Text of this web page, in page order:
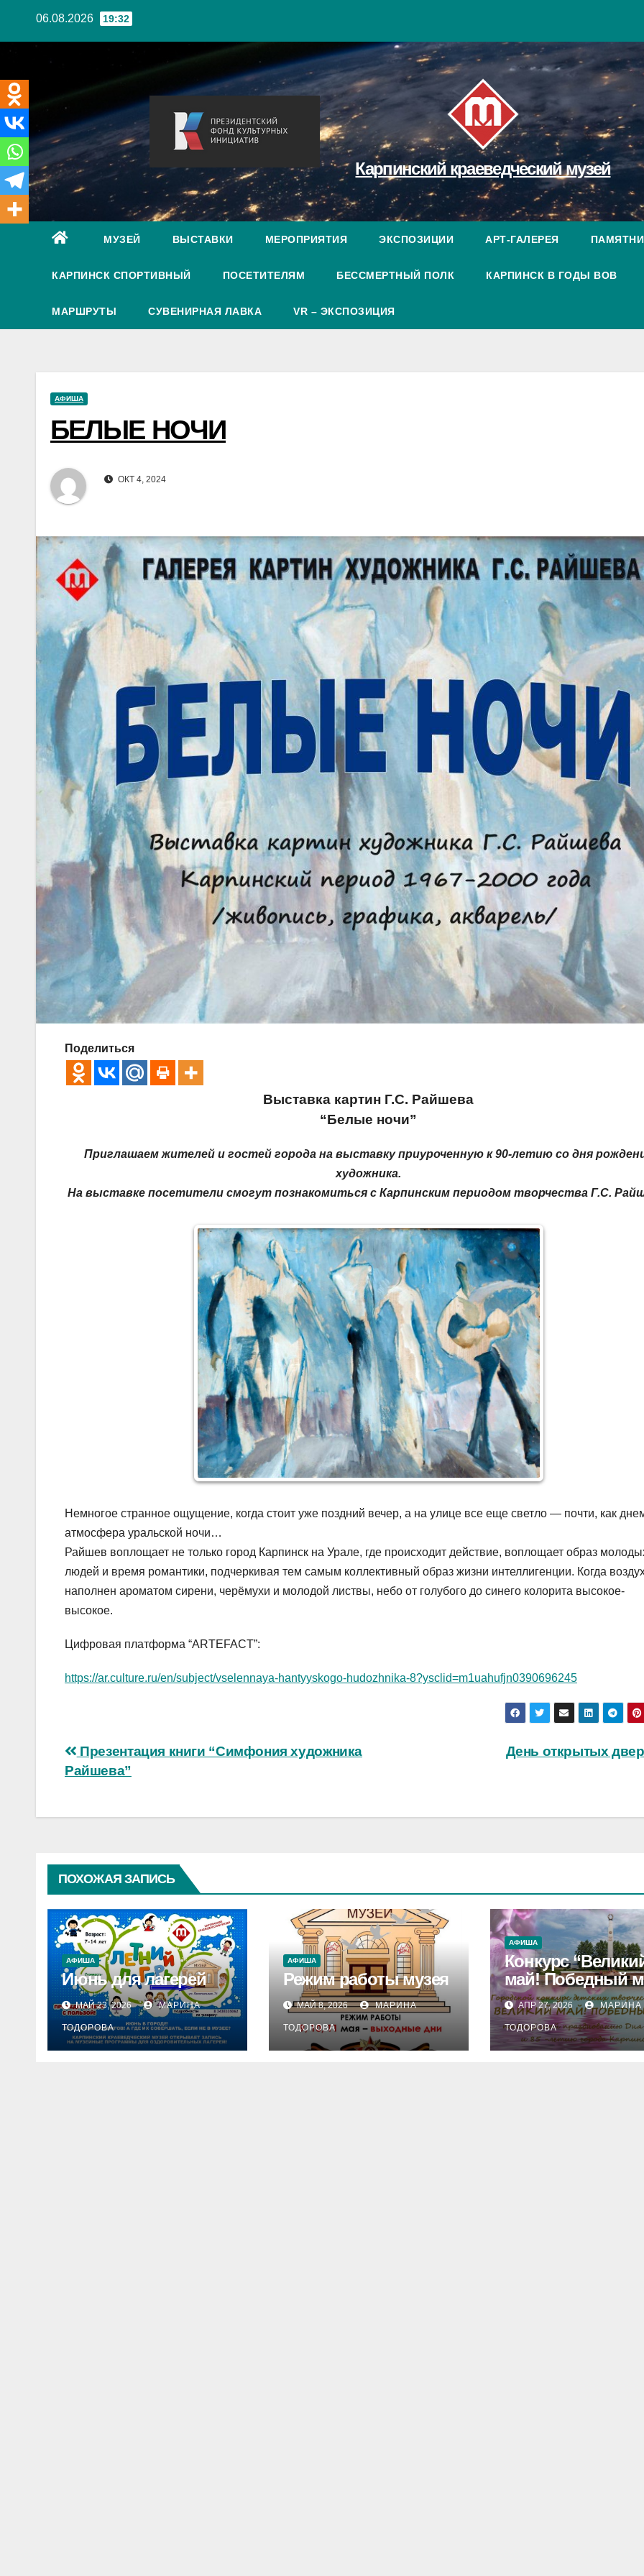
06.08.2026 19:32
Карпинский краеведческий музей
МУЗЕЙ ВЫСТАВКИ МЕРОПРИЯТИЯ ЭКСПОЗИЦИИ АРТ-ГАЛЕРЕЯ
КАРПИНСК СПОРТИВНЫЙ ПОСЕТИТЕЛЯМ БЕССМЕРТНЫЙ ПОЛК КАРПИНСК В ГОДЫ ВОВ
МАРШРУТЫ СУВЕНИРНАЯ ЛАВКА VR – ЭКСПОЗИЦИЯ
АФИША
БЕЛЫЕ НОЧИ
ОКТ 4, 2024
Поделиться
Выставка картин Г.С. Райшева
“Белые ночи”
Приглашаем жителей и гостей города на выставку приуроченную к 90-летию со дня
художника.
На выставке посетители смогут познакомиться с Карпинским периодом творчества Г.С.
Немногое странное ощущение, когда стоит уже поздний вечер, а на улице все еще светло — почти, как
атмосфера уральской ночи…
Райшев воплощает не только город Карпинск на Урале, где происходит действие, воплощает образ
людей и время романтики, подчеркивая тем самым коллективный образ жизни интеллигенции. Когда
наполнен ароматом сирени, черёмухи и молодой листвы, небо от голубого до синего колорита высокое-
высокое.
Цифровая платформа “ARTEFACT”:
https://ar.culture.ru/en/subject/vselennaya-hantyyskogo-hudozhnika-8?ysclid=m1uahufjn0390696245
Навигация
по
записям
День открытых
Презентация книги “Симфония художника
Райшева”
ПОХОЖАЯ ЗАПИСЬ
АФИША
Июнь для лагерей
МАЙ 23, 2026 МАРИНА
ТОДОРОВА
АФИША
Режим работы музея
МАЙ 8, 2026 МАРИНА
ТОДОРОВА
АФИША
Конкурс
май! Победный
АПР 27, 2026 МАРИНА
ТОДОРОВА